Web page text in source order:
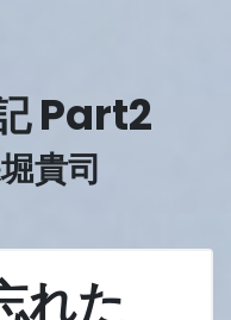
Part2
貴司
れた